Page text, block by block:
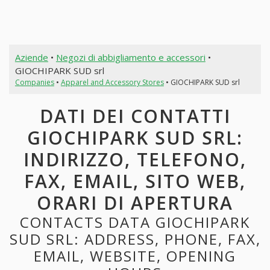
Aziende • Negozi di abbigliamento e accessori •
GIOCHIPARK SUD srl
Companies• Apparel and Accessory Stores• GIOCHIPARK SUD srl
DATI DEI CONTATTI
GIOCHIPARK SUD SRL:
INDIRIZZO, TELEFONO,
FAX, EMAIL, SITO WEB,
ORARI DI APERTURA
CONTACTS DATA GIOCHIPARK
SUD SRL: ADDRESS, PHONE, FAX,
EMAIL, WEBSITE, OPENING